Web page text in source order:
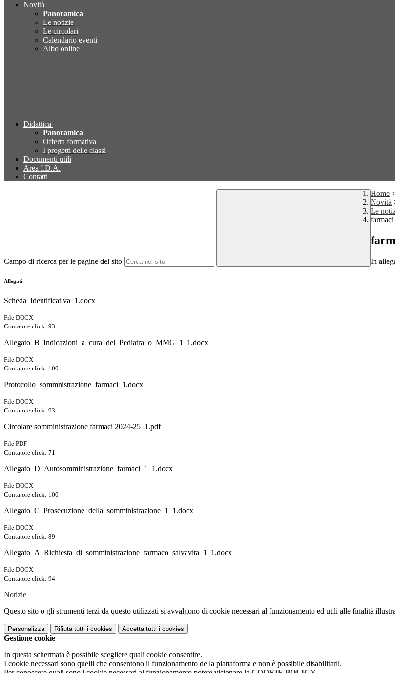
Novità
Panoramica
Le notizie
Le circolari
Calendario eventi
Albo online
Didattica
Panoramica
Offerta formativa
I progetti delle classi
Documenti utili
Area I.D.A.
Contatti
Campo di ricerca per le pagine del sito
Home
Novità
Le
farmaci
In
Allegati
Scheda_Identificativa_1.docx
File DOCX
Contatore click: 93
Allegato_B_Indicazioni_a_cura_del_Pediatra_o_MMG_1_1.docx
File DOCX
Contatore click: 100
Protocollo_sommnistrazione_farmaci_1.docx
File DOCX
Contatore click: 93
Circolare somministrazione farmaci 2024-25_1.pdf
File PDF
Contatore click: 71
Allegato_D_Autosomministrazione_farmaci_1_1.docx
File DOCX
Contatore click: 100
Allegato_C_Prosecuzione_della_somministrazione_1_1.docx
File DOCX
Contatore click: 89
Allegato_A_Richiesta_di_somministrazione_farmaco_salvavita_1_1.docx
File DOCX
Contatore click: 94
Notizie
Questo sito o gli strumenti terzi da questo utilizzati si avvalgono di cookie necessari al funzionamento ed utili alle finalità
Personalizza Rifiuta tutti i cookies Accetta tutti i cookies
Gestione cookie
In questa schermata è possibile scegliere quali cookie consentire.
I cookie necessari sono quelli che consentono il funzionamento della piattaforma e non è possibile disabilitarli.